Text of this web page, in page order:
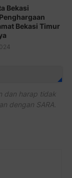
Bekasi
Bekasi Timur
dan harap tidak
dengan SARA.